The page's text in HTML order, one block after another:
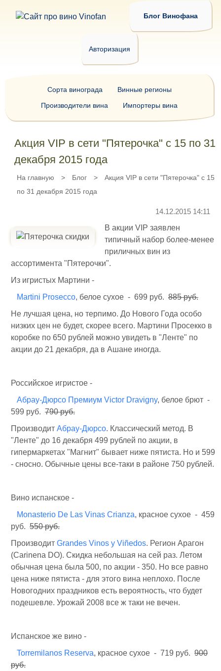
Блог Винофана
Авторизация
Акция VIP в сети "Пятерочка" с 15 по 31
декабря 2015 года
На главную > Блог >
Акция VIP в сети "Пятерочка" с 15
по 31 декабря 2015 года
14.12.2015 14:11
В акции VIP заявлен
типичный набор более-менее
приличных вин из
ассортимента "Пятерочки".
Из игристых Мартини -
Martini Prosecco, белое сухое - 699 руб. 885 руб.
Не лучшая цена, но терпимо. До Нового Года особо
низких цен не будет, скорее всего. Мартини Просекко в
коробке по 650 рублей можно увидеть в "Ленте" по
акции до 21 декабря, да в Ашане иногда.
Российское игристое -
Абрау-Дюрсо Премиум Victor Dravigny, белое брют -
599 руб. 790 руб.
Производит Абрау-Дюрсо. Классический метод. В
"Ленте" до 16 декабря 499 рублей по акции, в
гипермаркетах "Магнит" бывает ниже пятиста. Но и 599
- сносно. Обычные цены все-таки в районе 750 рублей.
Вино испанское -
Monasterio De Las Vinas Crianza, красное сухое - 459
руб. 550 руб.
Производит Grandes Vinos y Viñedos. Регион Арагон
(Carinena DO). Скидка небольшая на сей раз. Летом
обычная цена была 500, по акции - 350. Но все равно
цена ниже пятиста - для этого вина неплохо. После
Новогодних праздников есть вероятность, что будет
подешевле. Урожай 2008 все ж таки не вечен.
Испанское же вино -
Torremilanos Reserva, красное сухое - 719 руб. 900
руб.
Сорта винограда
Винные регионы
Производители вина
Импортеры вина